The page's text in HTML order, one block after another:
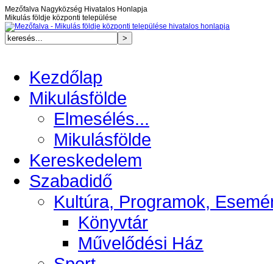
Mezőfalva Nagyközség Hivatalos Honlapja
Mikulás földje központi települése
Kezdőlap
Mikulásfölde
Elmesélés...
Mikulásfölde
Kereskedelem
Szabadidő
Kultúra, Programok,
Könyvtár
Művelődési Ház